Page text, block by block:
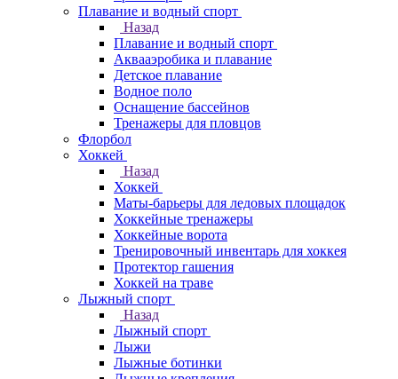
Плавание и водный спорт
Назад
Плавание и водный спорт
Аквааэробика и плавание
Детское плавание
Водное поло
Оснащение бассейнов
Тренажеры для пловцов
Флорбол
Хоккей
Назад
Хоккей
Маты-барьеры для ледовых площадок
Хоккейные тренажеры
Хоккейные ворота
Тренировочный инвентарь для хоккея
Протектор гашения
Хоккей на траве
Лыжный спорт
Назад
Лыжный спорт
Лыжи
Лыжные ботинки